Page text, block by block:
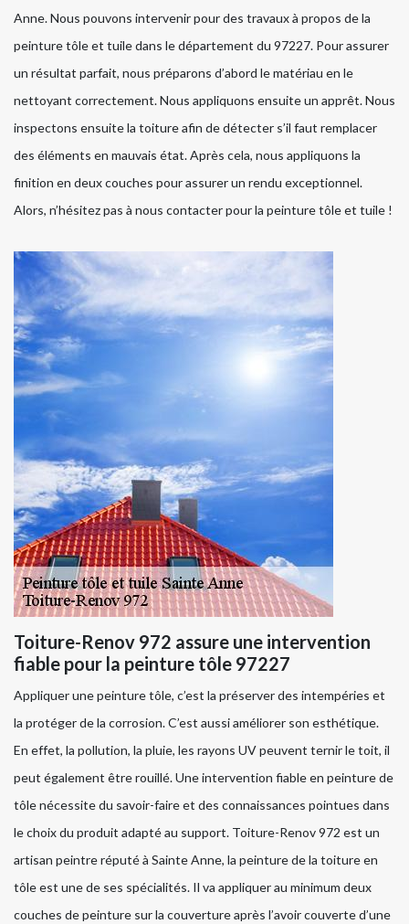
Anne. Nous pouvons intervenir pour des travaux à propos de la
peinture tôle et tuile dans le département du 97227. Pour assurer
un résultat parfait, nous préparons d’abord le matériau en le
nettoyant correctement. Nous appliquons ensuite un apprêt. Nous
inspectons ensuite la toiture afin de détecter s’il faut remplacer
des éléments en mauvais état. Après cela, nous appliquons la
finition en deux couches pour assurer un rendu exceptionnel.
Alors, n’hésitez pas à nous contacter pour la peinture tôle et tuile !
Toiture-Renov 972 assure une intervention
fiable pour la peinture tôle 97227
Appliquer une peinture tôle, c’est la préserver des intempéries et
la protéger de la corrosion. C’est aussi améliorer son esthétique.
En effet, la pollution, la pluie, les rayons UV peuvent ternir le toit, il
peut également être rouillé. Une intervention fiable en peinture de
tôle nécessite du savoir-faire et des connaissances pointues dans
le choix du produit adapté au support. Toiture-Renov 972 est un
artisan peintre réputé à Sainte Anne, la peinture de la toiture en
tôle est une de ses spécialités. Il va appliquer au minimum deux
couches de peinture sur la couverture après l’avoir couverte d’une